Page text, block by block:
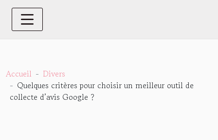
Accueil
Divers
Quelques critères pour choisir un meilleur outil de
collecte d’avis Google ?